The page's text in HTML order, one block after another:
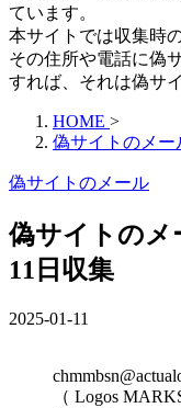
ています。
本サイトでは収集時
その住所や電話に偽
すれば、それは偽サ
HOME >
偽サイトのメー
偽サイトのメール
偽サイトのメ
11日収集
2025-01-11
（ Logos